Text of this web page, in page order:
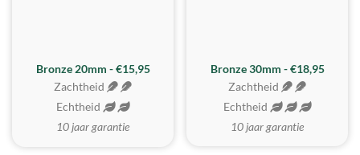
Bronze 20mm - €15,95
Zachtheid
Echtheid
10 jaar garantie
BESTE KOOP
Bronze 30mm - €18,95
Zachtheid
Echtheid
10 jaar garantie